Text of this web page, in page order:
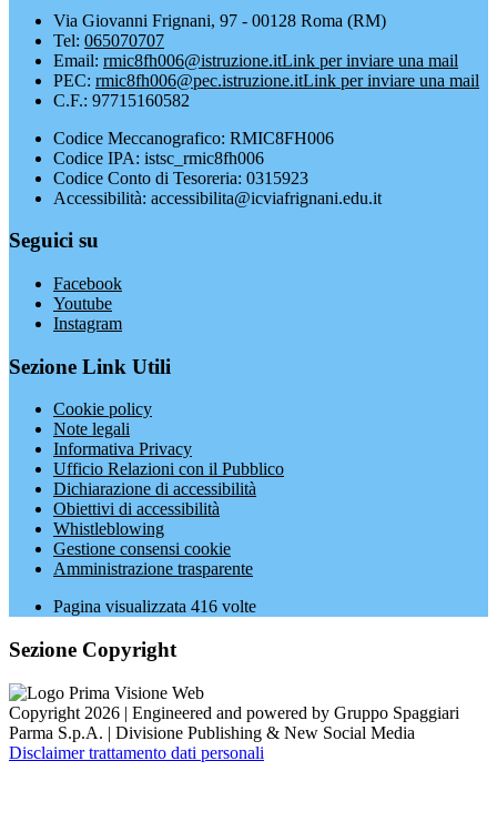
Via Giovanni Frignani, 97 - 00128 Roma (RM)
Tel: 065070707
Email: rmic8fh006@istruzione.itLink per inviare una mail
PEC: rmic8fh006@pec.istruzione.itLink per inviare una mail
C.F.: 97715160582
Codice Meccanografico: RMIC8FH006
Codice IPA: istsc_rmic8fh006
Codice Conto di Tesoreria: 0315923
Accessibilità: accessibilita@icviafrignani.edu.it
Seguici su
Facebook
Youtube
Instagram
Sezione Link Utili
Cookie policy
Note legali
Informativa Privacy
Ufficio Relazioni con il Pubblico
Dichiarazione di accessibilità
Obiettivi di accessibilità
Whistleblowing
Gestione consensi cookie
Amministrazione trasparente
Pagina visualizzata 416 volte
Sezione Copyright
Copyright 2026 | Engineered and powered by Gruppo Spaggiari
Parma S.p.A. | Divisione Publishing & New Social Media
Disclaimer trattamento dati personali